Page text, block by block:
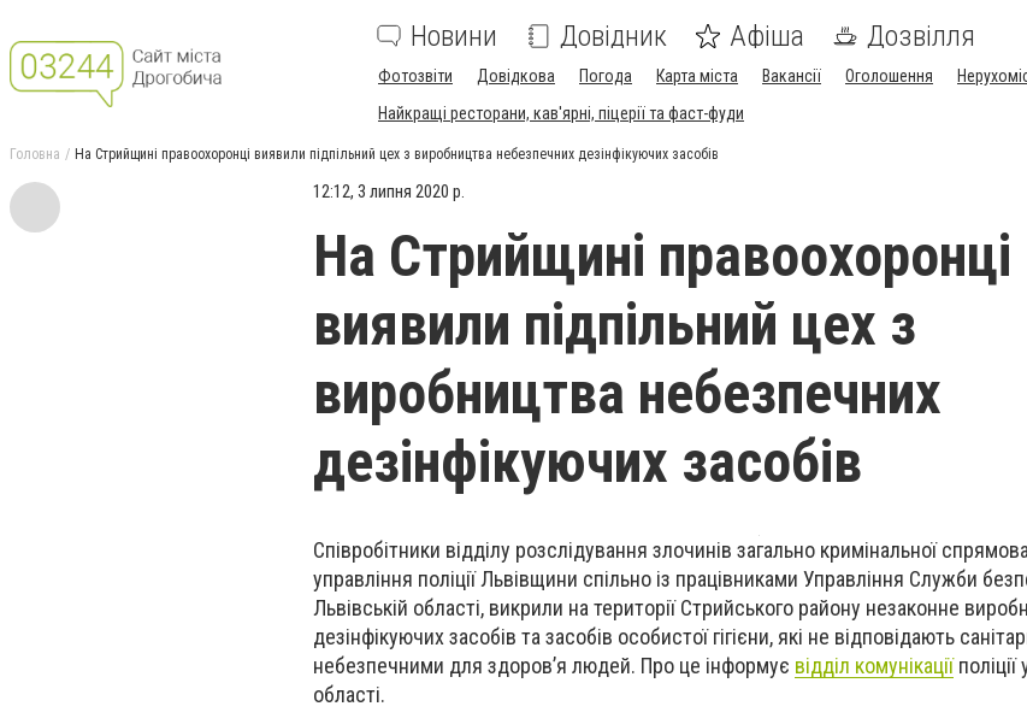
Новини Довідник Афіша Дозвілля
Фотозвіти Довідкова Погода Карта міста Вакансії Оголошення
Найкращі ресторани, кав'ярні, піцерії та фаст-фуди
Головна На Стрийщині правоохоронці виявили підпільний цех з виробництва небезпечних дезінфікуючих засобів
12:12, 3 липня 2020 р.
На Стрийщині правоохоронці
виявили підпільний цех з
виробництва небезпечних
дезінфікуючих засобів
Співробітники відділу розслідування злочинів загально кримінальної
управління поліції Львівщини спільно із працівниками Управління Служби
Львівській області, викрили на території Стрийського району незаконне
дезінфікуючих засобів та засобів особистої гігієни, які не відповідають
небезпечними для здоров’я людей. Про це інформує відділ комунікаціїполіції
області.